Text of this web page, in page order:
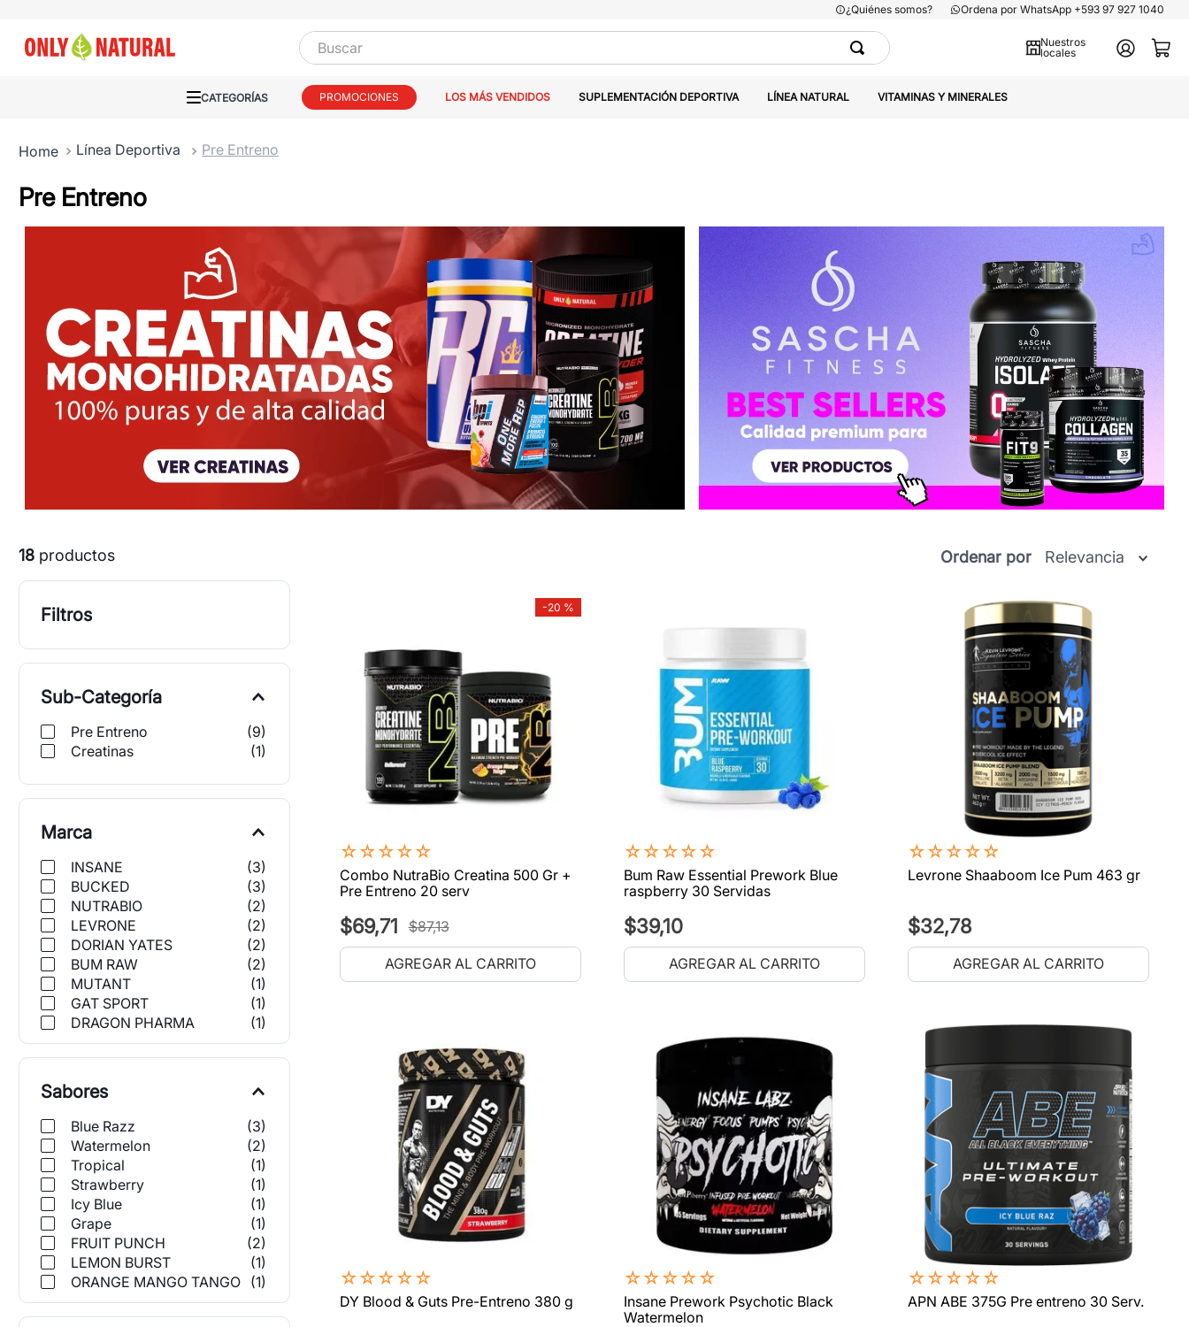
¿Quiénes somos? Ordena por WhatsApp +593 97 927 1040
Buscar
Nuestros
locales
PROMOCIONES LOS MÁS VENDIDOS SUPLEMENTACIÓN DEPORTIVA LÍNEA NATURAL VITAMINAS Y MINERALES
Línea Deportiva Pre Entreno
Pre Entreno
18 productos Ordenar por Relevancia
Filtros
Sub-Categoría
Pre Entreno (9)
Creatinas
(1)
Marca
INSANE (3)
BUCKED
(3)
NUTRABIO
(2)
LEVRONE
(2)
DORIAN YATES
(2)
BUM RAW
(2)
MUTANT
(1)
GAT SPORT
(1)
DRAGON PHARMA
(1)
Applied Nutrition
(1)
Sabores
Blue Razz (3)
Watermelon
(2)
Tropical
(1)
Strawberry
(1)
Icy Blue
(1)
Grape
(1)
FRUIT PUNCH
(2)
LEMON BURST
(1)
ORANGE MANGO TANGO (1)
-20 %
☆☆☆☆☆
Combo NutraBio Creatina 500 Gr +
Pre Entreno 20 serv
$69,71 $87,13
AGREGAR AL CARRITO
☆☆☆☆☆
Bum Raw Essential Prework Blue
raspberry 30 Servidas
$39,10
AGREGAR AL CARRITO
☆☆☆☆☆
Levrone Shaaboom Ice Pum 463 gr
$32,78
AGREGAR AL CARRITO
☆☆☆☆☆
DY Blood & Guts Pre-Entreno 380 g
☆☆☆☆☆
Insane Prework Psychotic Black
Watermelon
☆☆☆☆☆
APN ABE 375G Pre entreno 30 Serv.